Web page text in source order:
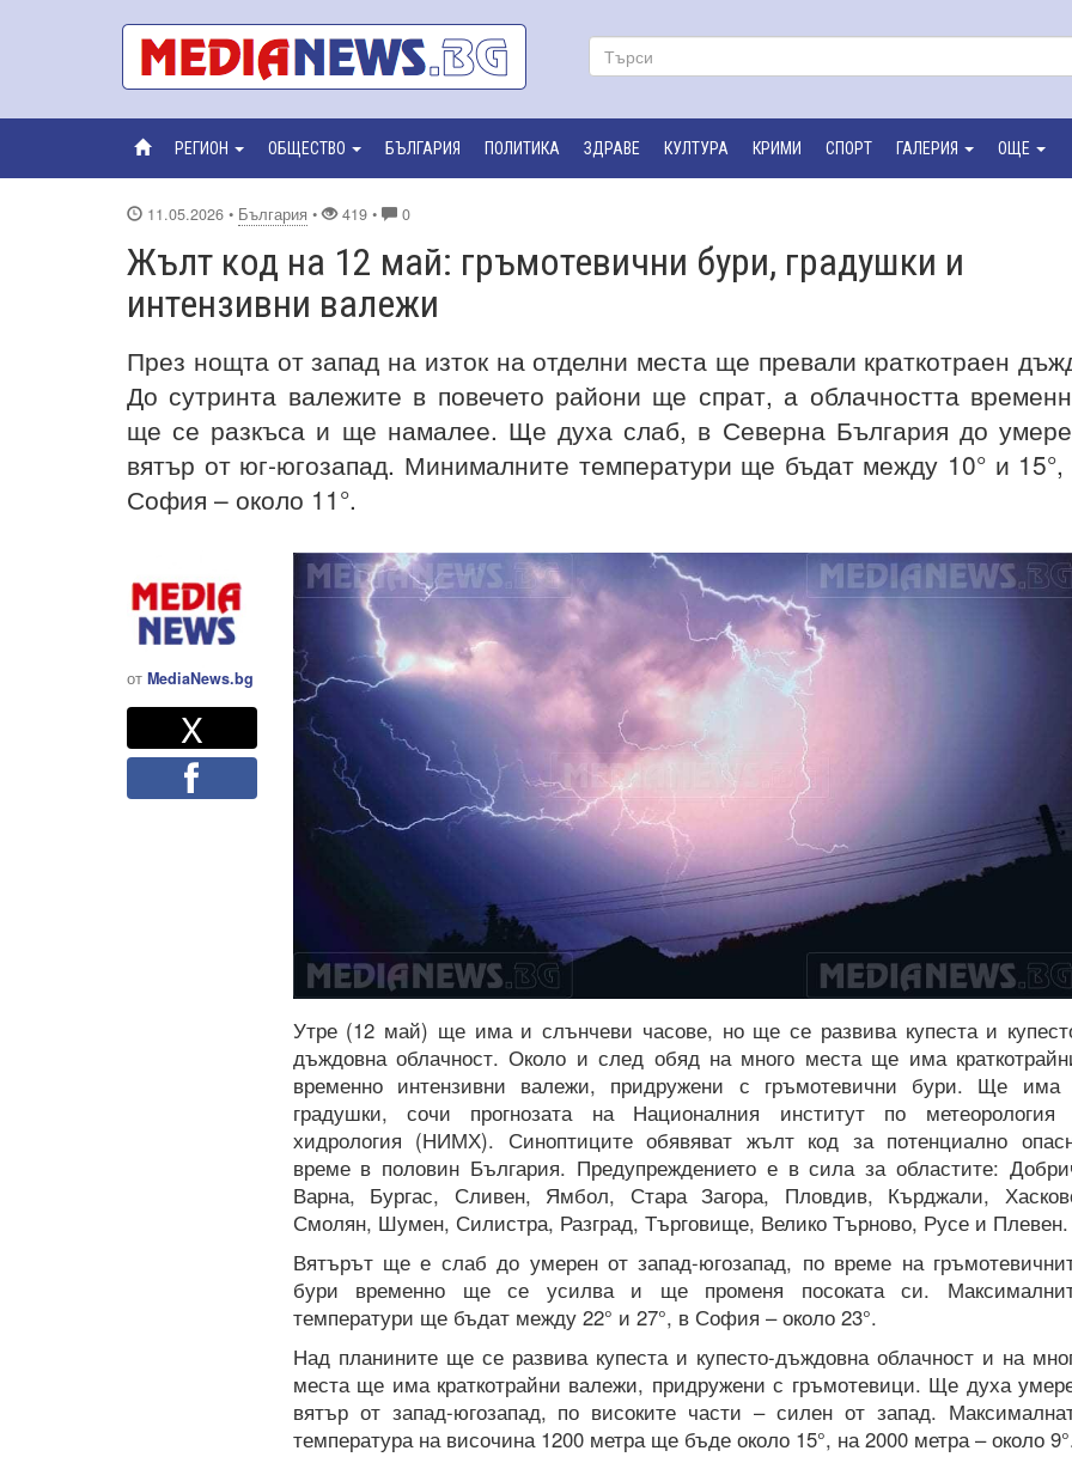
РЕГИОН ОБЩЕСТВО БЪЛГАРИЯ ПОЛИТИКА ЗДРАВЕ КУЛТУРА КРИМИ СПОРТ ГАЛЕРИЯ ОЩЕ
11.05.2026 • България • 419 • 0
Жълт код на 12 май: гръмотевични бури, градушки и
интензивни валежи
През нощта от запад на изток на отделни места ще превали краткотраен
До сутринта валежите в повечето райони ще спрат, а облачността
ще се разкъса и ще намалее. Ще духа слаб, в Северна България до
вятър от юг-югозапад. Минималните температури ще бъдат между 10° и 15°,
София – около 11°.
от MediaNews.bg
Споделете
XTwitter
Facebook
Утре (12 май) ще има и слънчеви часове, но ще се развива купеста и
дъждовна облачност. Около и след обяд на много места ще има
временно интензивни валежи, придружени с гръмотевични бури. Ще има
градушки, сочи прогнозата на Националния институт по метеорология
хидрология (НИМХ). Синоптиците обявяват жълт код за потенциално
време в половин България. Предупреждението е в сила за областите:
Варна, Бургас, Сливен, Ямбол, Стара Загора, Пловдив, Кърджали,
Смолян, Шумен, Силистра, Разград, Търговище, Велико Търново, Русе и Плевен.
Вятърът ще е слаб до умерен от запад-югозапад, по време на
бури временно ще се усилва и ще променя посоката си.
температури ще бъдат между 22° и 27°, в София – около 23°.
Над планините ще се развива купеста и купесто-дъждовна облачност и на
места ще има краткотрайни валежи, придружени с гръмотевици. Ще духа
вятър от запад-югозапад, по високите части – силен от запад.
температура на височина 1200 метра ще бъде около 15°, на 2000 метра – около